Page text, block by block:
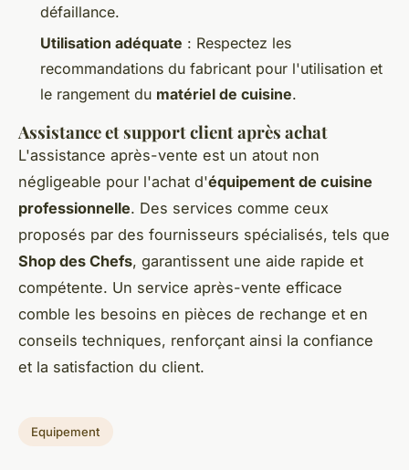
défaillance.
Utilisation adéquate : Respectez les
recommandations du fabricant pour l'utilisation et
le rangement du matériel de cuisine.
Assistance et support client après achat
L'assistance après-vente est un atout non
négligeable pour l'achat d'équipement de cuisine
professionnelle. Des services comme ceux
proposés par des fournisseurs spécialisés, tels que
Shop des Chefs, garantissent une aide rapide et
compétente. Un service après-vente efficace
comble les besoins en pièces de rechange et en
conseils techniques, renforçant ainsi la confiance
et la satisfaction du client.
Equipement